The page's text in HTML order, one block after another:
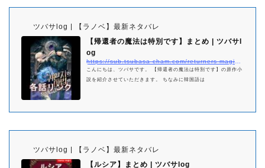
ツバサlog | 【ラノベ】最新ネタバレ
【帰還者の魔法は特別です】まとめ | ツバサl
og
こんにちは、ツバサです。 【帰還者の魔法は特別です】の原作小
説を紹介させていただきます。 ちなみに韓国語は
ツバサlog | 【ラノベ】最新ネタバレ
【ルシア】まとめ | ツバサlog